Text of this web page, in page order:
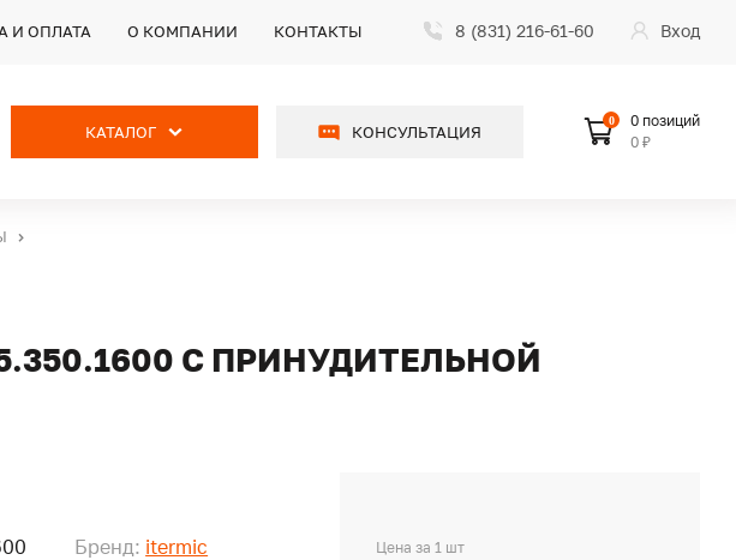
И ОПЛАТА О КОМПАНИИ КОНТАКТЫ 8 (831) 216-61-60 Вход
КАТАЛОГ КОНСУЛЬТАЦИЯ
0
0 позиций
0 ₽
С ПРИНУДИТЕЛЬНОЙ
Бренд: itermic Цена за 1 шт